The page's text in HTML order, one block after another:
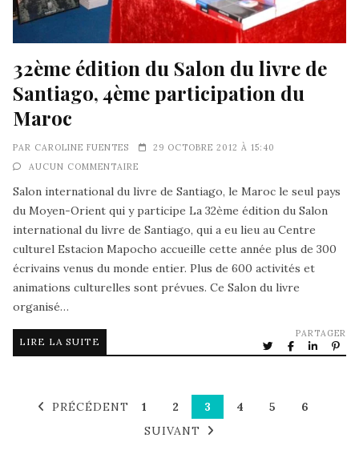
32ème édition du Salon du livre de
Santiago, 4ème participation du
Maroc
PAR CAROLINE FUENTES
29 OCTOBRE 2012 À 15:40
AUCUN COMMENTAIRE
Salon international du livre de Santiago, le Maroc le seul pays
du Moyen-Orient qui y participe La 32ème édition du Salon
international du livre de Santiago, qui a eu lieu au Centre
culturel Estacion Mapocho accueille cette année plus de 300
écrivains venus du monde entier. Plus de 600 activités et
animations culturelles sont prévues. Ce Salon du livre
organisé…
LIRE LA SUITE
PARTAGER
PRÉCÉDENT 1 2 3 4 5
6
SUIVANT